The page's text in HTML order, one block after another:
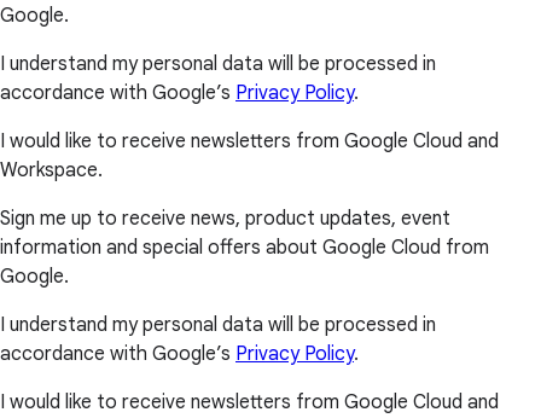
Google.
I understand my personal data will be processed in
accordance with Google’s Privacy Policy.
I would like to receive newsletters from Google Cloud and
Workspace.
Sign me up to receive news, product updates, event
information and special offers about Google Cloud from
Google.
I understand my personal data will be processed in
accordance with Google’s Privacy Policy.
I would like to receive newsletters from Google Cloud and